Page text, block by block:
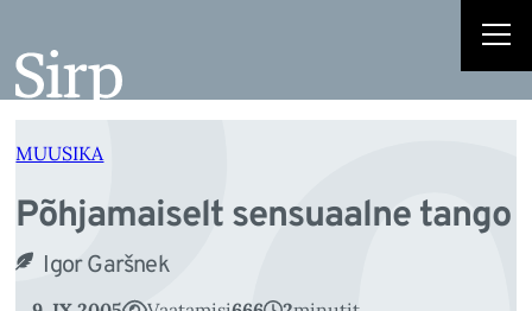
juurde
MUUSIKA
Põhjamaiselt sensuaalne tango
Igor Garšnek